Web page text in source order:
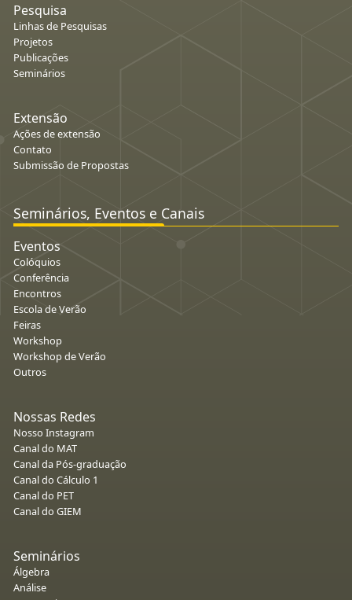
Pesquisa
Linhas de Pesquisas
Projetos
Publicações
Seminários
Extensão
Ações de extensão
Contato
Submissão de Propostas
Seminários, Eventos e Canais
Eventos
Colóquios
Conferência
Encontros
Escola de Verão
Feiras
Workshop
Workshop de Verão
Outros
Nossas Redes
Nosso Instagram
Canal do MAT
Canal da Pós-graduação
Canal do Cálculo 1
Canal do PET
Canal do GIEM
Seminários
Álgebra
Análise